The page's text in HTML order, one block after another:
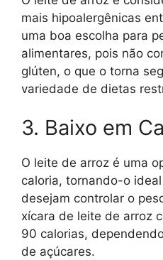
mais hipoalergênicas
uma boa escolha para
alimentares, pois não
glúten, o que o torna
variedade de dietas
3. Baixo em
O leite de arroz é uma
caloria, tornando-o
desejam controlar o
xícara de leite de arroz
90 calorias,
de açúcares.